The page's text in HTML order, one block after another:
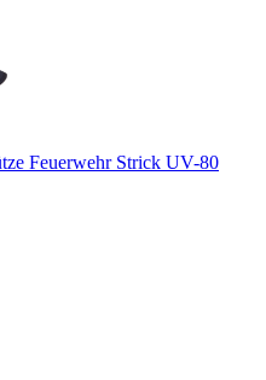
Feuerwehr Strick UV-80